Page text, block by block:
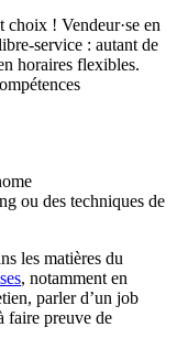
! Vendeur·se en
service : autant de
horaires flexibles.
ou des techniques de
les matières du
, notamment en
parler d’un job
faire preuve de